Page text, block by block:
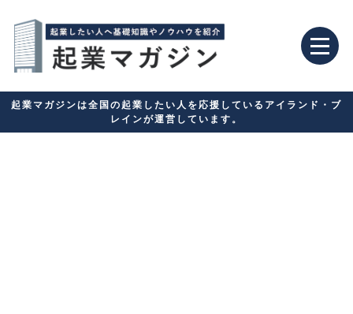
起業マガジンは全国の起業したい人を応援しているアイランド・ブ
レインが運営しています。